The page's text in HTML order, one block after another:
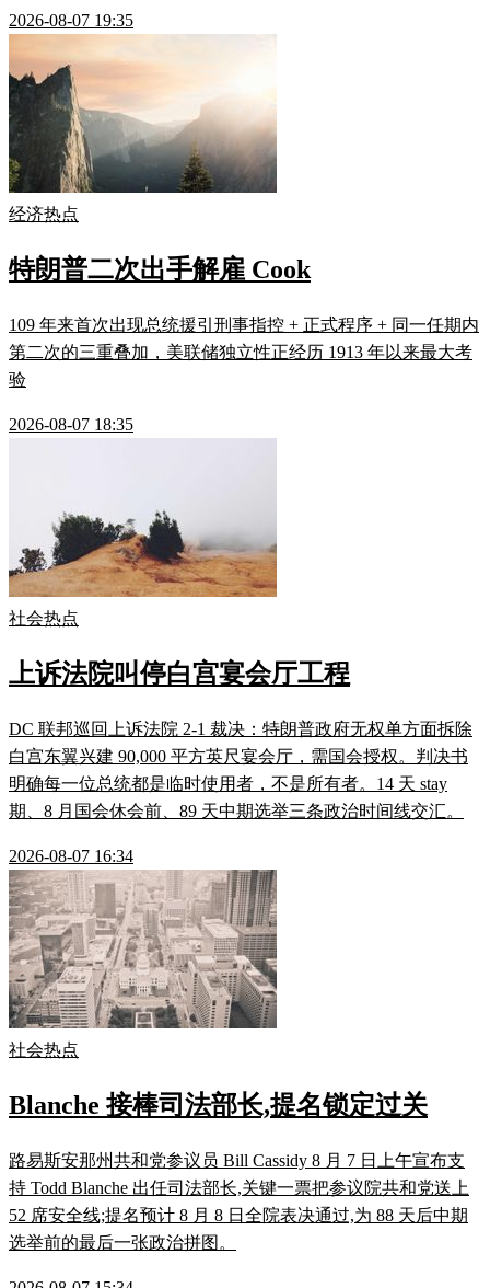
2026-08-07 19:35
经济热点
特朗普二次出手解雇 Cook
109 年来首次出现总统援引刑事指控 + 正式程序 + 同一任期内
第二次的三重叠加，美联储独立性正经历 1913 年以来最大考
验
2026-08-07 18:35
社会热点
上诉法院叫停白宫宴会厅工程
DC 联邦巡回上诉法院 2-1 裁决：特朗普政府无权单方面拆除
白宫东翼兴建 90,000 平方英尺宴会厅，需国会授权。判决书
明确每一位总统都是临时使用者，不是所有者。14 天 stay
期、8 月国会休会前、89 天中期选举三条政治时间线交汇。
2026-08-07 16:34
社会热点
Blanche 接棒司法部长,提名锁定过关
路易斯安那州共和党参议员 Bill Cassidy 8 月 7 日上午宣布支
持 Todd Blanche 出任司法部长,关键一票把参议院共和党送上
52 席安全线;提名预计 8 月 8 日全院表决通过,为 88 天后中期
选举前的最后一张政治拼图。